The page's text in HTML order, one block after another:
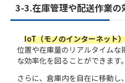
3-3.在庫管理や配送作業の
IoT（モノのインターネット）
位置や在庫量のリアルタイムな
な効率化を図ることができます。
さらに、倉庫内を自在に移動し